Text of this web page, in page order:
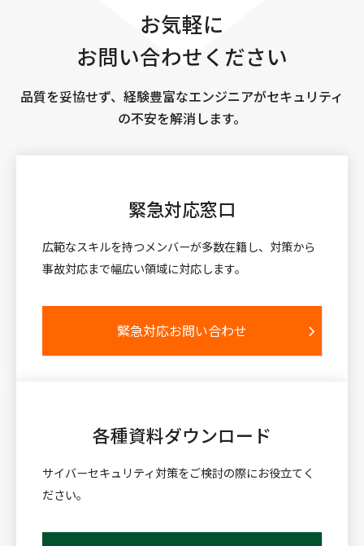
お気軽に
お問い合わせください
品質を妥協せず、経験豊富なエンジニアがセキュリティ
の不安を解消します。
緊急対応窓口
広範なスキルを持つメンバーが多数在籍し、対策から
事故対応まで幅広い領域に対応します。
緊急対応お問い合わせ
各種資料ダウンロード
サイバーセキュリティ対策をご検討の際にお役立てく
ださい。